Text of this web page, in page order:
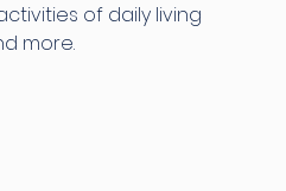
of daily living
more.